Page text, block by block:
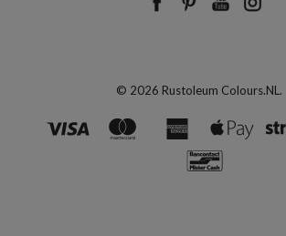
© 2026 Rustoleum Colours.NL.